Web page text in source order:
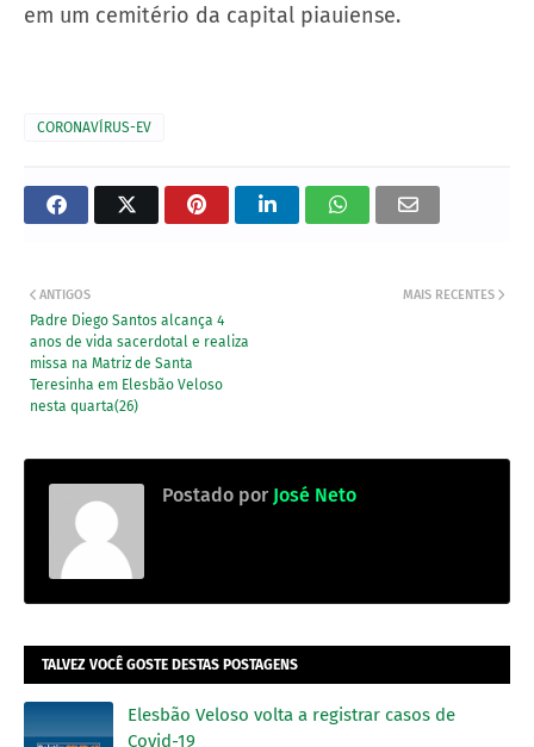
em um cemitério da capital piauiense.
CORONAVÍRUS-EV
MAIS RECENTES
ANTIGOS
Padre Diego Santos alcança 4
anos de vida sacerdotal e realiza
missa na Matriz de Santa
Teresinha em Elesbão Veloso
nesta quarta(26)
Postado por José Neto
TALVEZ VOCÊ GOSTE DESTAS POSTAGENS
Elesbão Veloso volta a registrar casos de
Covid-19